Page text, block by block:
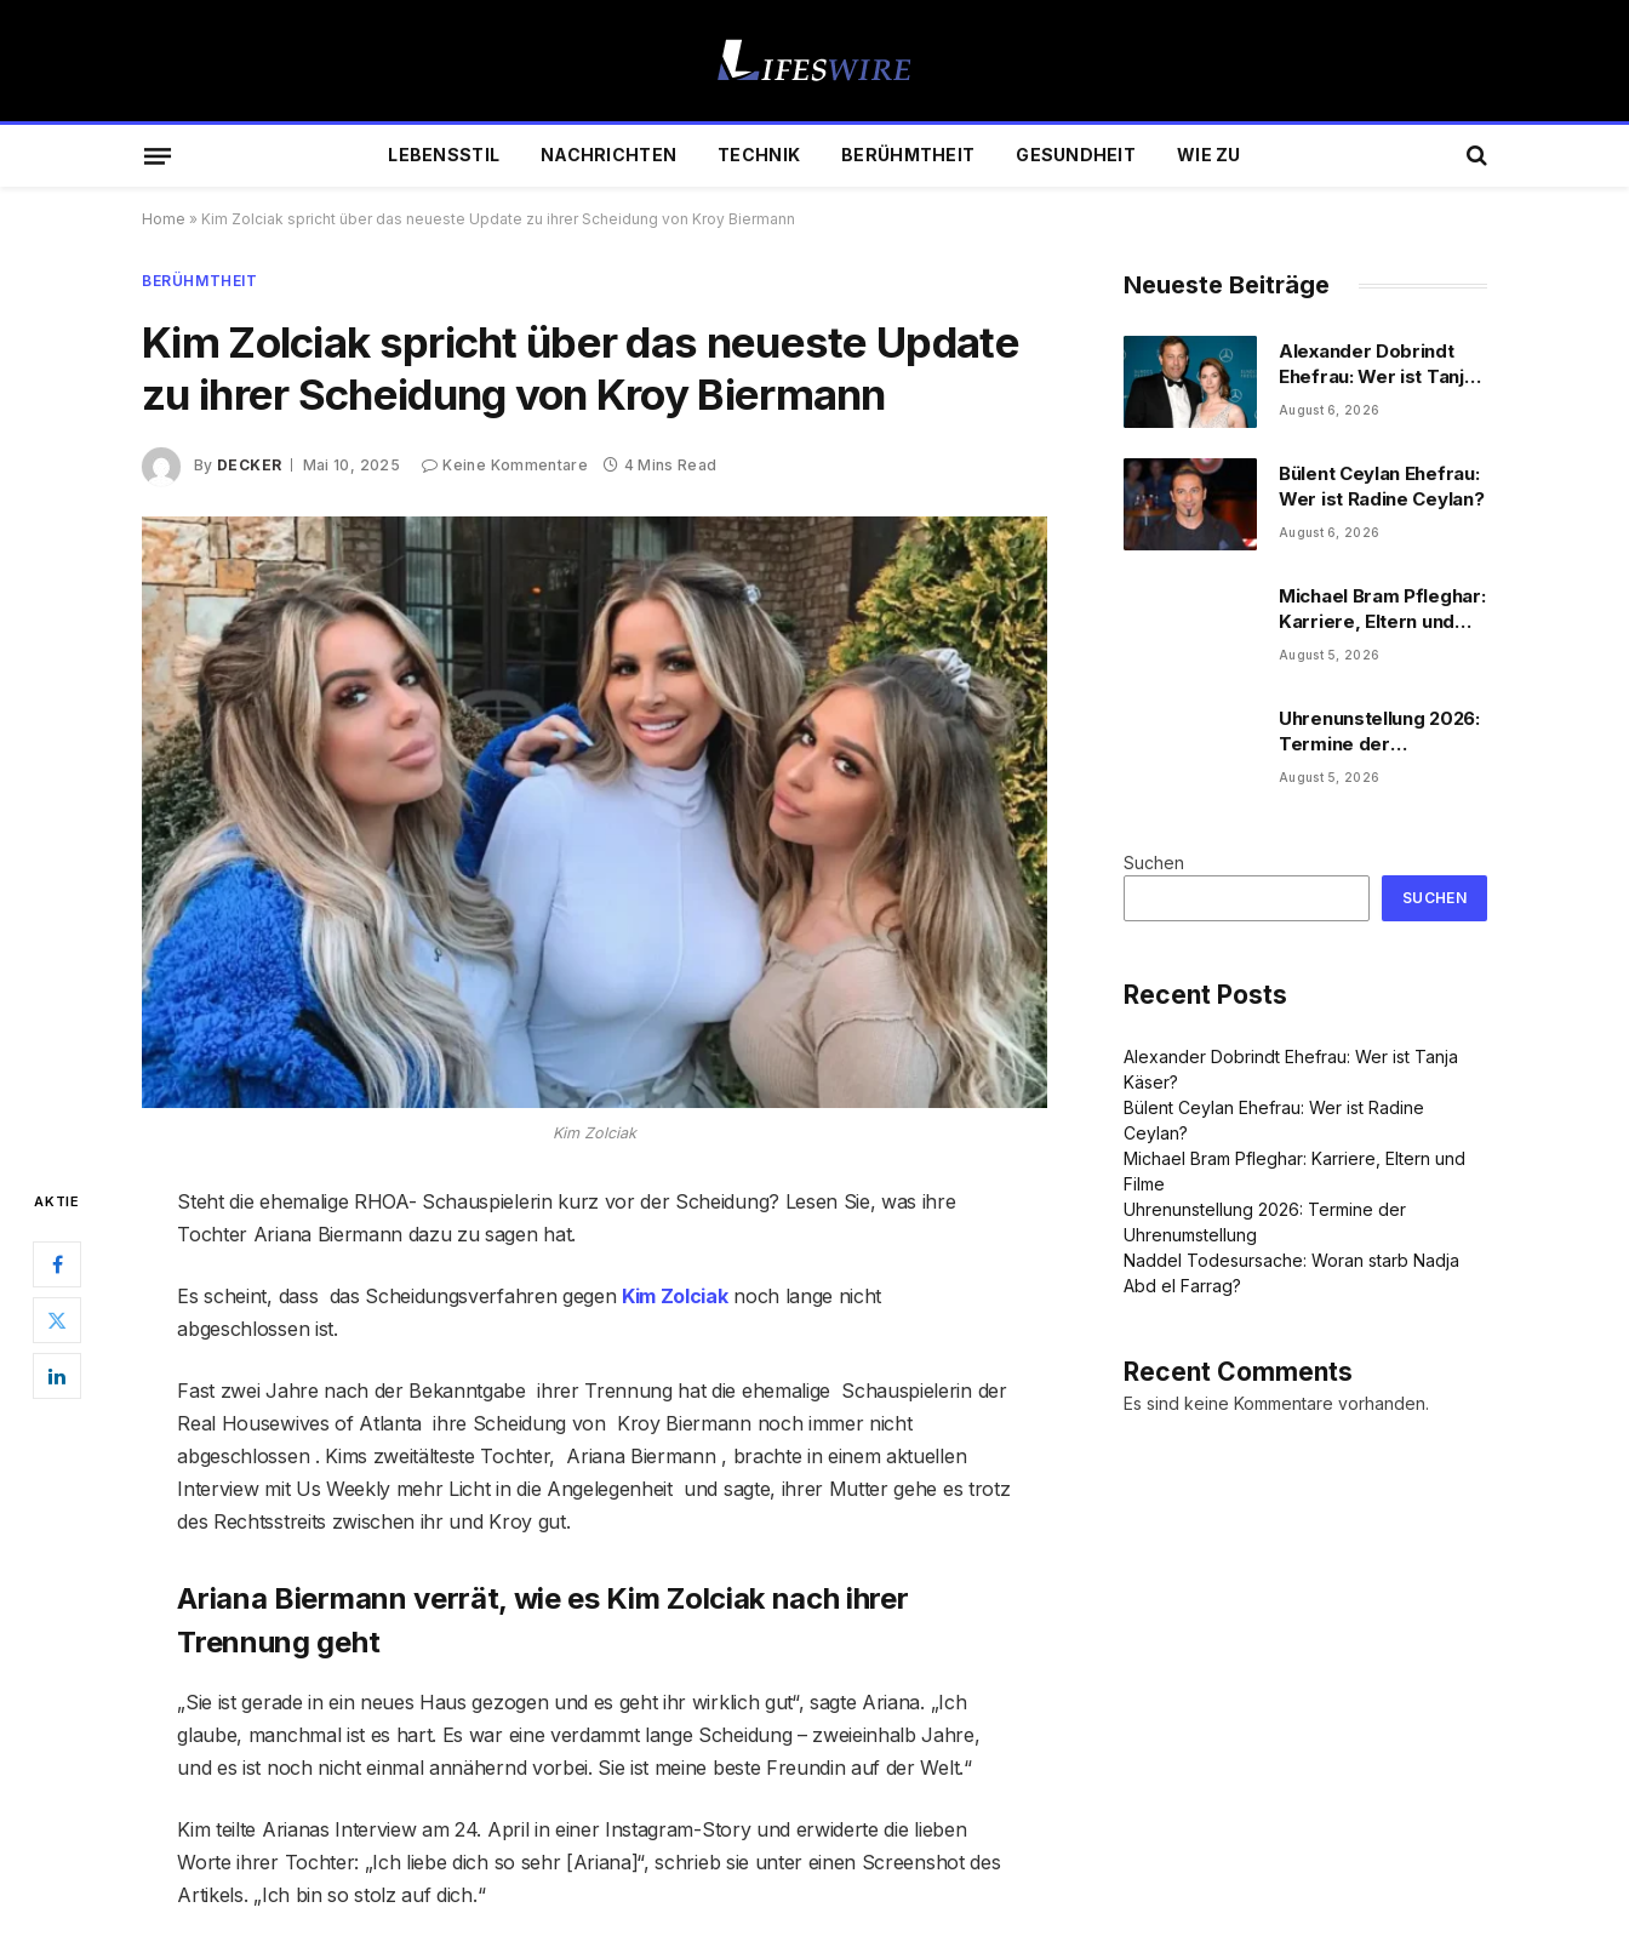
LEBENSSTIL NACHRICHTEN TECHNIK BERÜHMTHEIT GESUNDHEIT WIE ZU
Home » Kim Zolciak spricht über das neueste Update zu ihrer Scheidung von Kroy Biermann
BERÜHMTHEIT
Kim Zolciak spricht über das neueste Update
zu ihrer Scheidung von Kroy Biermann
By DECKER Mai 10, 2025 Keine Kommentare 4 Mins Read
Kim Zolciak
AKTIE
Steht die ehemalige RHOA- Schauspielerin kurz vor der Scheidung? Lesen Sie, was ihre
Tochter Ariana Biermann dazu zu sagen hat.
Es scheint, dass das Scheidungsverfahren gegen Kim Zolciaknoch lange nicht
abgeschlossen ist.
Fast zwei Jahre nach der Bekanntgabe ihrer Trennung hat die ehemalige Schauspielerin der
Real Housewives of Atlanta ihre Scheidung von Kroy Biermann noch immer nicht
abgeschlossen . Kims zweitälteste Tochter, Ariana Biermann , brachte in einem aktuellen
Interview mit Us Weekly mehr Licht in die Angelegenheit und sagte, ihrer Mutter gehe es trotz
des Rechtsstreits zwischen ihr und Kroy gut.
Ariana Biermann verrät, wie es Kim Zolciak nach ihrer
Trennung geht
„Sie ist gerade in ein neues Haus gezogen und es geht ihr wirklich gut“, sagte Ariana. „Ich
glaube, manchmal ist es hart. Es war eine verdammt lange Scheidung – zweieinhalb Jahre,
und es ist noch nicht einmal annähernd vorbei. Sie ist meine beste Freundin auf der Welt.“
Kim teilte Arianas Interview am 24. April in einer Instagram-Story und erwiderte die lieben
Worte ihrer Tochter: „Ich liebe dich so sehr [Ariana]“, schrieb sie unter einen Screenshot des
Artikels. „Ich bin so stolz auf dich.“
Neueste Beiträge
Alexander Dobrindt
Ehefrau: Wer ist Tanja
Käser?
August 6, 2026
Bülent Ceylan Ehefrau:
Wer ist Radine Ceylan?
August 6, 2026
Michael Bram Pfleghar:
Karriere, Eltern und
Filme
August 5, 2026
Uhrenunstellung 2026:
Termine der
Uhrenumstellung
August 5, 2026
Suchen
SUCHEN
Recent Posts
Alexander Dobrindt Ehefrau: Wer ist Tanja
Käser?
Bülent Ceylan Ehefrau: Wer ist Radine
Ceylan?
Michael Bram Pfleghar: Karriere, Eltern und
Filme
Uhrenunstellung 2026: Termine der
Uhrenumstellung
Naddel Todesursache: Woran starb Nadja
Abd el Farrag?
Recent Comments
Es sind keine Kommentare vorhanden.